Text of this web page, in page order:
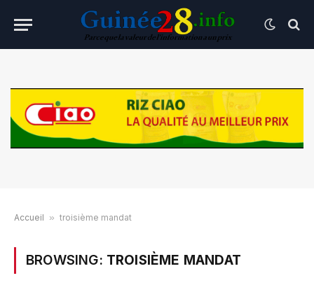
Accueil » troisième mandat
BROWSING: TROISIÈME MANDAT